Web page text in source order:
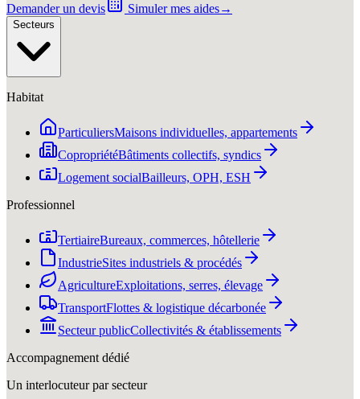
Demander un devis
Simuler mes aides→
Secteurs
Habitat
ParticuliersMaisons individuelles, appartements
CopropriétéBâtiments collectifs, syndics
Logement socialBailleurs, OPH, ESH
Professionnel
TertiaireBureaux, commerces, hôtellerie
IndustrieSites industriels & procédés
AgricultureExploitations, serres, élevage
TransportFlottes & logistique décarbonée
Secteur publicCollectivités & établissements
Accompagnement dédié
Un interlocuteur par secteur